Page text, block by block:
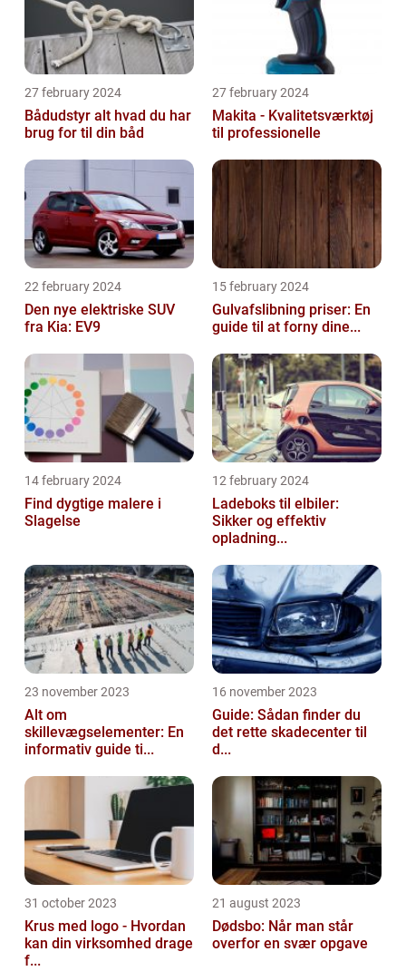
27 february 2024
Bådudstyr alt hvad du har
brug for til din båd
27 february 2024
Makita - Kvalitetsværktøj
til professionelle
22 february 2024
Den nye elektriske SUV
fra Kia: EV9
15 february 2024
Gulvafslibning priser: En
guide til at forny dine...
14 february 2024
Find dygtige malere i
Slagelse
12 february 2024
Ladeboks til elbiler:
Sikker og effektiv
opladning...
23 november 2023
Alt om
skillevægselementer: En
informativ guide ti...
16 november 2023
Guide: Sådan finder du
det rette skadecenter til
d...
31 october 2023
Krus med logo - Hvordan
kan din virksomhed drage
f...
21 august 2023
Dødsbo: Når man står
overfor en svær opgave